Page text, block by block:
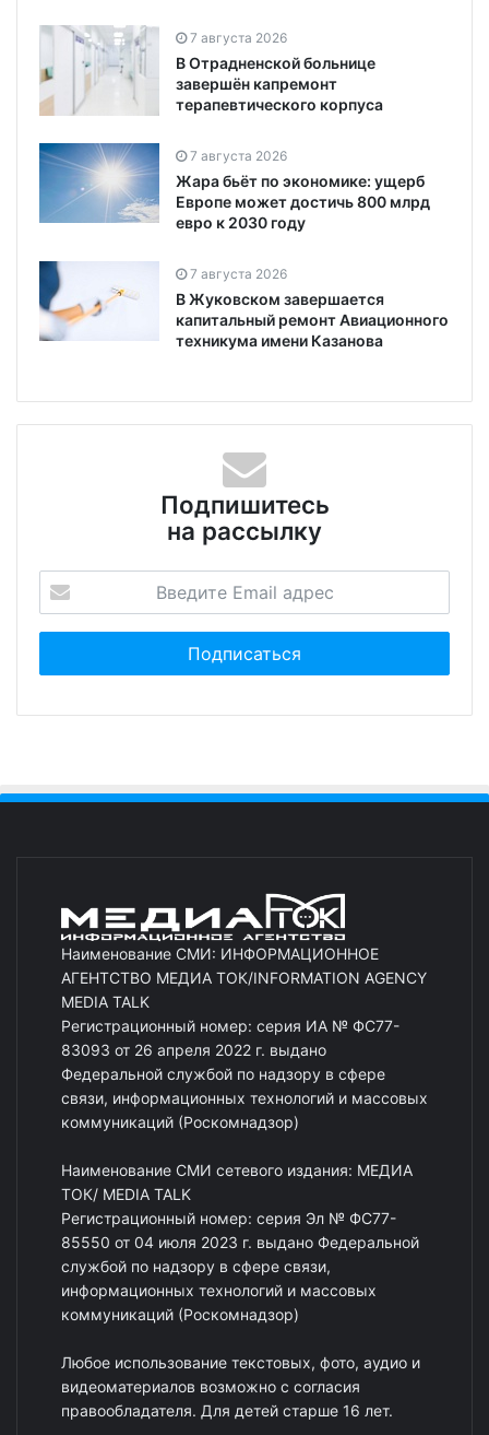
7 августа 2026
В Отрадненской больнице
завершён капремонт
терапевтического корпуса
7 августа 2026
Жара бьёт по экономике: ущерб
Европе может достичь 800 млрд
евро к 2030 году
7 августа 2026
В Жуковском завершается
капитальный ремонт Авиационного
техникума имени Казанова
Подпишитесь
на рассылку
Наименование СМИ: ИНФОРМАЦИОННОЕ
АГЕНТСТВО МЕДИА ТОК/INFORMATION AGENCY
MEDIA TALK
Регистрационный номер: серия ИА № ФС77-
83093 от 26 апреля 2022 г. выдано
Федеральной службой по надзору в сфере
связи, информационных технологий и массовых
коммуникаций (Роскомнадзор)
Наименование СМИ сетевого издания: МЕДИА
ТОК/ MEDIA TALK
Регистрационный номер: серия Эл № ФС77-
85550 от 04 июля 2023 г. выдано Федеральной
службой по надзору в сфере связи,
информационных технологий и массовых
коммуникаций (Роскомнадзор)
Любое использование текстовых, фото, аудио и
видеоматериалов возможно с согласия
правообладателя. Для детей старше 16 лет.